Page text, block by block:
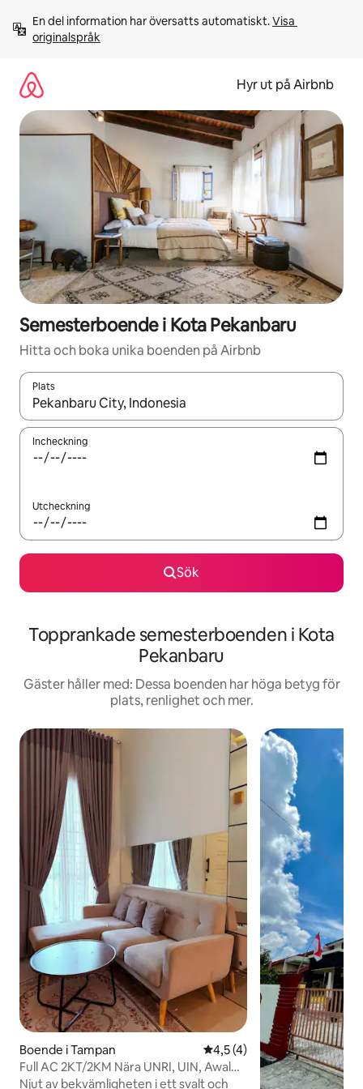
innehåll
En del information har översatts automatiskt. Visa
originalspråk
Hyr ut på Airbnb
Semesterboende i Kota Pekanbaru
Hitta och boka unika boenden på Airbnb
Plats
När resultaten är tillgängliga kan du navigera med upp- och
Incheckning
Utcheckning
Sök
Topprankade semesterboenden i Kota
Pekanbaru
Gäster håller med: Dessa boenden har höga betyg för
plats, renlighet och mer.
Boende i Tampan 4,5 av 5 i genomsnittligt
4,5 (4)
Full AC 2KT/2KM Nära UNRI, UIN, Awal
Bros och Aulia
Njut av bekvämligheten i ett svalt och